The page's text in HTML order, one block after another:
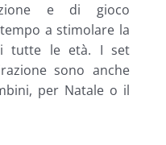
e di gioco
a stimolare la
tutte le età. I set
sono anche
per Natale o il